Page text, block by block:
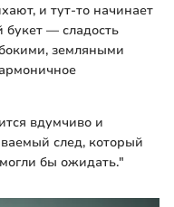
и тут-то начинает
букет — сладость
земляными
вдумчиво и
след, который
бы ожидать."